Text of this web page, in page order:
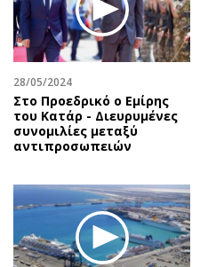
28/05/2024
Στο Προεδρικό ο Εμίρης
του Κατάρ - Διευρυμένες
συνομιλίες μεταξύ
αντιπροσωπειών